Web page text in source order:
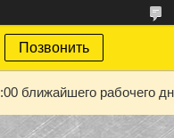
Позвонить
ближайшего рабочего